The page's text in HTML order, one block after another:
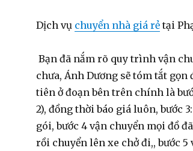
Dịch vụ chuyển nhà giá rẻtại
Bạn đã nắm rõ quy trình vận
chưa, Ánh Dương sẽ tóm tắt
tiên ở đoạn bên trên chính là
2), đồng thời báo giá luôn, bước
gói, bước 4 vận chuyển mọi đồ
rồi chuyển lên xe chở đi,, bước 5